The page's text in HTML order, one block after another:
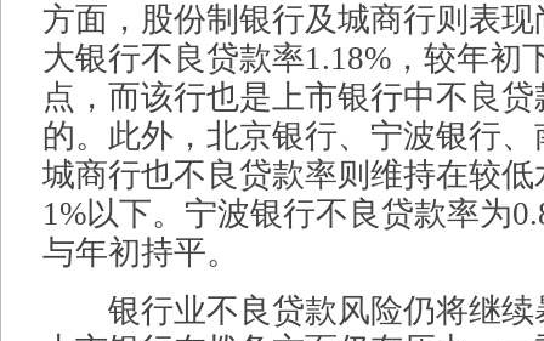
方面，股份制银行及城商行则表
大银行不良贷款率1.18%，较年初
点，而该行也是上市银行中不良
的。此外，北京银行、宁波银行
城商行也不良贷款率则维持在较
1%以下。宁波银行不良贷款率为
与年初持平。
银行业不良贷款风险仍将继续